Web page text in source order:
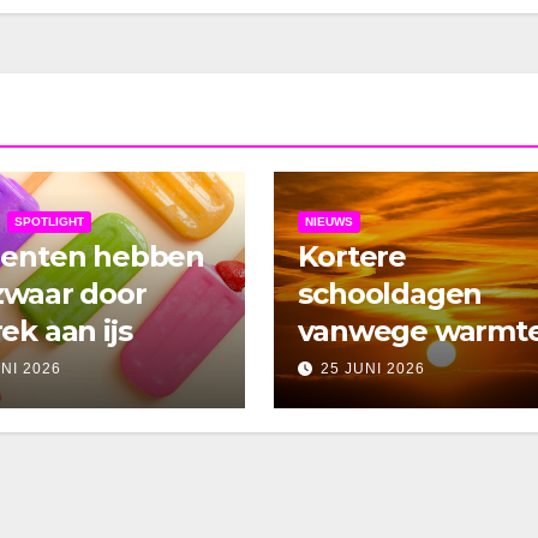
SPOTLIGHT
hebben
door
aan ijs
2026
NIEUWS
Kortere
schooldagen
vanwege
25 JUNI 2026